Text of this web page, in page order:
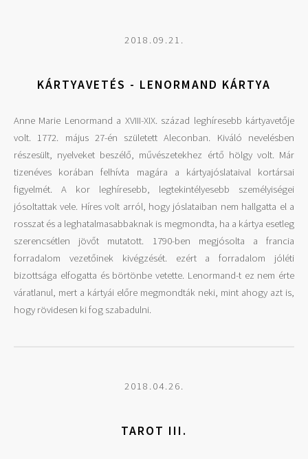
2018.09.21.
KÁRTYAVETÉS - LENORMAND KÁRTYA
Anne Marie Lenormand a XVIII-XIX. század leghíresebb kártyavetője
volt. 1772. május 27-én született Aleconban. Kiváló nevelésben
részesült, nyelveket beszélő, művészetekhez értő hölgy volt. Már
tizenéves korában felhívta magára a kártyajóslataival kortársai
figyelmét. A kor leghíresebb, legtekintélyesebb személyiségei
jósoltattak vele. Híres volt arról, hogy jóslataiban nem hallgatta el a
rosszat és a leghatalmasabbaknak is megmondta, ha a kártya esetleg
szerencsétlen jövőt mutatott. 1790-ben megjósolta a francia
forradalom vezetőinek kivégzését. ezért a forradalom jóléti
bizottsága elfogatta és börtönbe vetette. Lenormand-t ez nem érte
váratlanul, mert a kártyái előre megmondták neki, mint ahogy azt is,
hogy rövidesen ki fog szabadulni.
2018.04.26.
TAROT III.